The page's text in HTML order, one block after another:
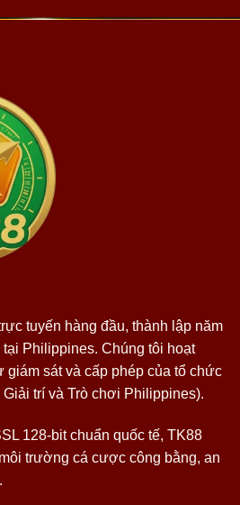
tuyến hàng đầu, thành lập năm
Philippines. Chúng tôi hoạt
sát và cấp phép của tổ chức
trí và Trò chơi Philippines).
128-bit chuẩn quốc tế, TK88
trường cá cược công bằng, an